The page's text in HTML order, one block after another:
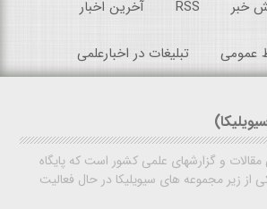
خبر RSS آخرین اخبار
عمومی تبلیغات در اخبارعلمی
و گزارشهای علمی کشور است که پایگاه
از زیر مجموعه های سیویلیکا در حال فعالیت